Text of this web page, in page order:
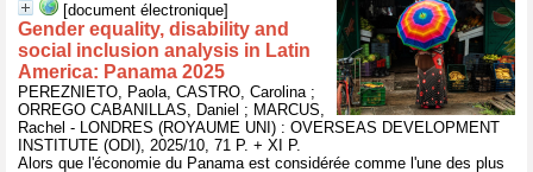
[document électronique]
Gender equality, disability and
social inclusion analysis in Latin
America: Panama 2025
PEREZNIETO, Paola, CASTRO, Carolina ;
ORREGO CABANILLAS, Daniel ; MARCUS,
Rachel - LONDRES (ROYAUME UNI) : OVERSEAS DEVELOPMENT
INSTITUTE (ODI), 2025/10, 71 P. + XI P.
Alors que l'économie du Panama est considérée comme l'une des plus